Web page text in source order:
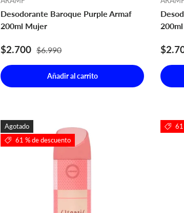
Desodorante Baroque Purple Armaf
200ml Mujer
Precio de venta
$2.700 Precio normal
$6.990
Añadir al carrito
Agotado
61 % de descuento
61